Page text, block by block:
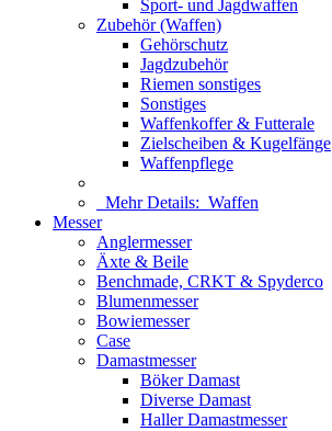
Sport- und Jagdwaffen
Zubehör (Waffen)
Gehörschutz
Jagdzubehör
Riemen sonstiges
Sonstiges
Waffenkoffer & Futterale
Zielscheiben & Kugelfänge
Waffenpflege
Mehr Details: Waffen
Messer
Anglermesser
Äxte & Beile
Benchmade, CRKT & Spyderco
Blumenmesser
Bowiemesser
Case
Damastmesser
Böker Damast
Diverse Damast
Haller Damastmesser